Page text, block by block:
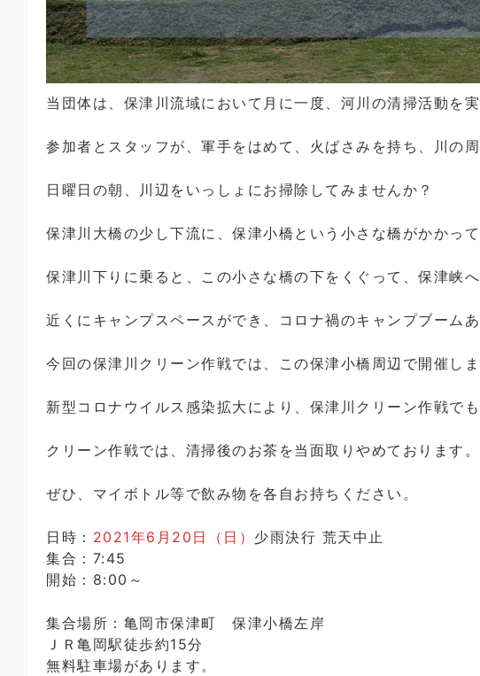
当団体は、保津川流域において月に一度、河川の清掃活動を実
参加者とスタッフが、軍手をはめて、火ばさみを持ち、川の
日曜日の朝、川辺をいっしょにお掃除してみませんか？
保津川大橋の少し下流に、保津小橋という小さな橋がかかっ
保津川下りに乗ると、この小さな橋の下をくぐって、保津峡へ
近くにキャンプスペースができ、コロナ禍のキャンプブーム
今回の保津川クリーン作戦では、この保津小橋周辺で開催しま
新型コロナウイルス感染拡大により、保津川クリーン作戦で
クリーン作戦では、清掃後のお茶を当面取りやめております。
ぜひ、マイボトル等で飲み物を各自お持ちください。
日時： 2021年6月20日（日） 少雨決行 荒天中止
集合：7:45
開始：8:00～
集合場所：亀岡市保津町 保津小橋左岸
ＪＲ亀岡駅徒歩約15分
無料駐車場があります。